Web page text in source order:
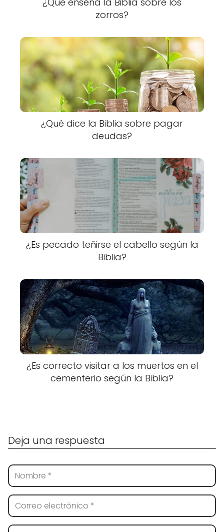
zorros?
¿Qué dice la Biblia sobre pagar
deudas?
¿Es pecado teñirse el cabello según la
Biblia?
¿Es correcto visitar a los muertos en el
cementerio según la Biblia?
Deja una respuesta